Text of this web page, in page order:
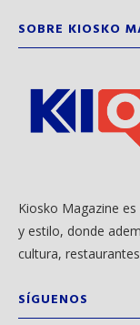
SOBRE KIOSKO
Kiosko Magazine
y estilo, donde
cultura,
SÍGUENOS